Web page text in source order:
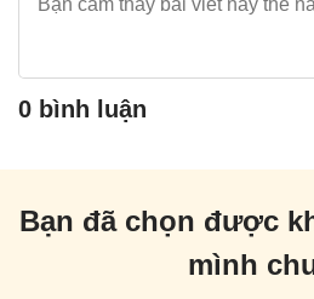
0 bình luận
Bạn đã chọn được
mình